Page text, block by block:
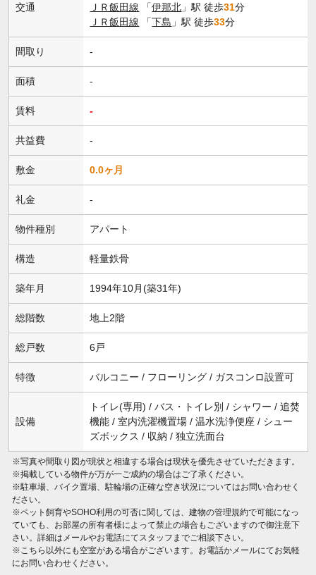
交通
ＪＲ飯田線 「伊那北 」駅 徒歩31分
ＪＲ飯田線 「下島 」駅 徒歩33分
間取り -
面積 -
賃料 -
共益費 -
敷金 0.0ヶ月
礼金 -
物件種別 アパート
構造 軽量鉄骨
築年月 1994年10月(築31年)
総階数 地上2階
総戸数 6戸
特徴 バルコニー / フローリング / ガスコンロ設置可
設備
トイレ(専用) / バス・トイレ別 / シャワー / 追焚
機能 / 室内洗濯機置場 / 温水洗浄便座 / シュー
ズボックス / 収納 / 独立洗面台
※写真や間取り図が現状と相違する場合は現状を優先させていただきます。
※掲載している物件が万が一ご成約の場合はご了承ください。
※駐車場、バイク置場、駐輪場の正確な空き状況についてはお問い合わせく
ださい。
※ペット飼育やSOHO利用の可否に関しては、建物の管理規約で可能になっ
ていても、お部屋の所有者様によって禁止の場合もございますので御注意下
さい。詳細はメールやお電話にてスタッフまでご相談下さい。
※こちら以外にも空室がある場合がございます。お電話かメールにてお気軽
にお問い合わせください。